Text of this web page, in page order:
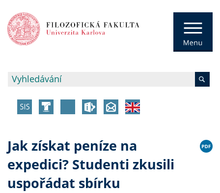
Jak získat peníze na
expedici? Studenti zkusili
uspořádat sbírku